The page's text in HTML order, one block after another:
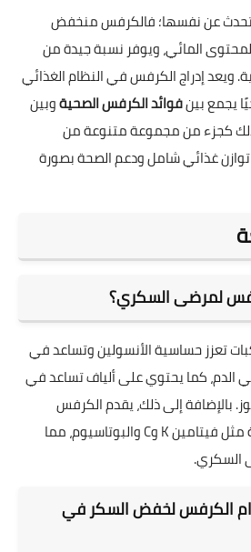
تتحدث عن نفسها؛ فالكرفس منخفض
المائي، ويوفر نسبة جيدة من
ويعد إدراج الكرفس في النظام الغذائي
يجمع بينفوائد الكرفس الصحيةوبين
وذلك كجزء من مجموعة متنوعة من
غذائي شامل ودعم الصحة بصورة
لمرضى السكري؟
تعزز حساسية الأنسولين وتساعد في
الدم، كما يحتوي على ألياف تساعد في
بالإضافة إلى ذلك، يقدم الكرفس
فيتامينات ومعادن مهمة مثل فيتامين K وC والبوتاسيوم، مما
السكري.
الكرفس لخفض السكر في